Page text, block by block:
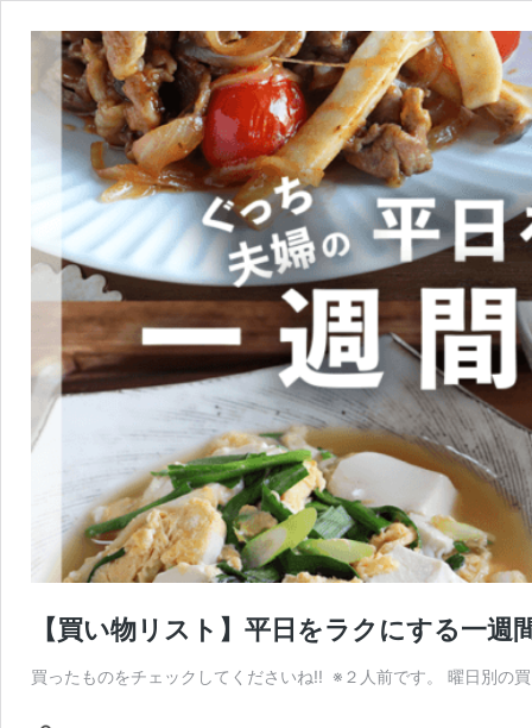
【買い物リスト】平日をラクにする一週
買ったものをチェックしてくださいね!! ※２人前です。 曜日別